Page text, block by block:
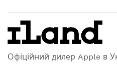
Офіційний дилер Apple в